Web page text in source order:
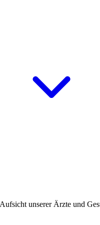
unserer Ärzte und